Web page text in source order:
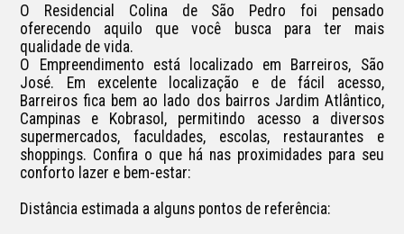
O Residencial Colina de São Pedro foi pensado
oferecendo aquilo que você busca para ter mais
qualidade de vida.
O Empreendimento está localizado em Barreiros, São
José. Em excelente localização e de fácil acesso,
Barreiros fica bem ao lado dos bairros Jardim Atlântico,
Campinas e Kobrasol, permitindo acesso a diversos
supermercados, faculdades, escolas, restaurantes e
shoppings. Confira o que há nas proximidades para seu
conforto lazer e bem-estar:
Distância estimada a alguns pontos de referência: